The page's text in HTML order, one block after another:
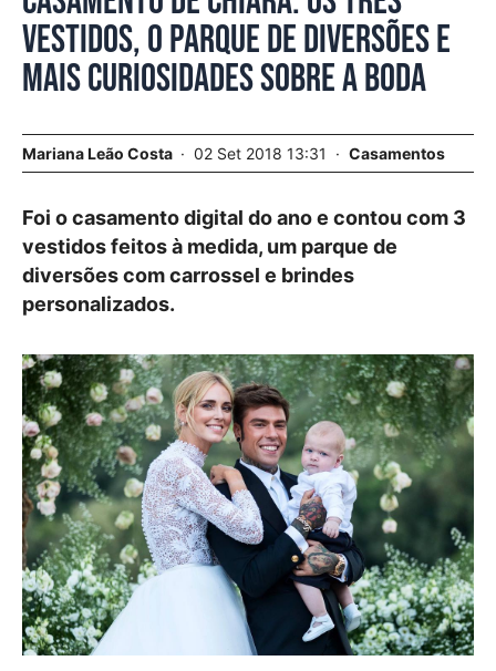
vestidos, o parque de diversões e
mais curiosidades sobre a boda
Mariana Leão Costa 02 Set 2018 13:31 Casamentos
Foi o casamento digital do ano e contou com 3
vestidos feitos à medida, um parque de
diversões com carrossel e brindes
personalizados.